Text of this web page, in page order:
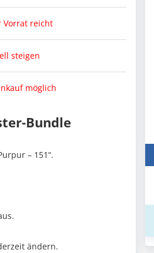
Vorrat reicht
steigen
möglich
Bundle
– 151“.
ändern.